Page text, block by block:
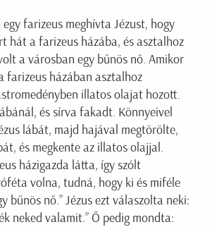
farizeus meghívta Jézust, hogy
hát a farizeus házába, és asztalhoz
a városban egy bűnös nő. Amikor
farizeus házában asztalhoz
illatos olajat hozott.
és sírva fakadt. Könnyeivel
lábát, majd hajával megtörölte,
és megkente az illatos olajjal.
házigazda látta, így szólt
volna, tudná, hogy ki és miféle
bűnös nő.” Jézus ezt válaszolta neki:
neked valamit.” Ő pedig mondta: